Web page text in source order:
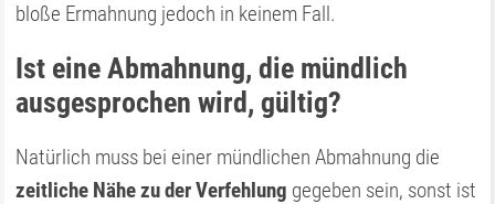
bloße Ermahnung jedoch in keinem Fall.
Ist eine Abmahnung, die mündlich
ausgesprochen wird, gültig?
Natürlich muss bei einer mündlichen Abmahnung die
zeitliche Nähe zu der Verfehlung gegeben sein, sonst ist